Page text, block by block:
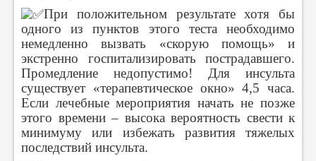
При положительном результате хотя бы
одного из пунктов этого теста необходимо
немедленно вызвать «скорую помощь» и
экстренно госпитализировать пострадавшего.
Промедление недопустимо! Для инсульта
существует «терапевтическое окно» 4,5 часа.
Если лечебные мероприятия начать не позже
этого времени – высока вероятность свести к
минимуму или избежать развития тяжелых
последствий инсульта.